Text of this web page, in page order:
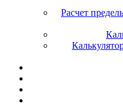
Расчет